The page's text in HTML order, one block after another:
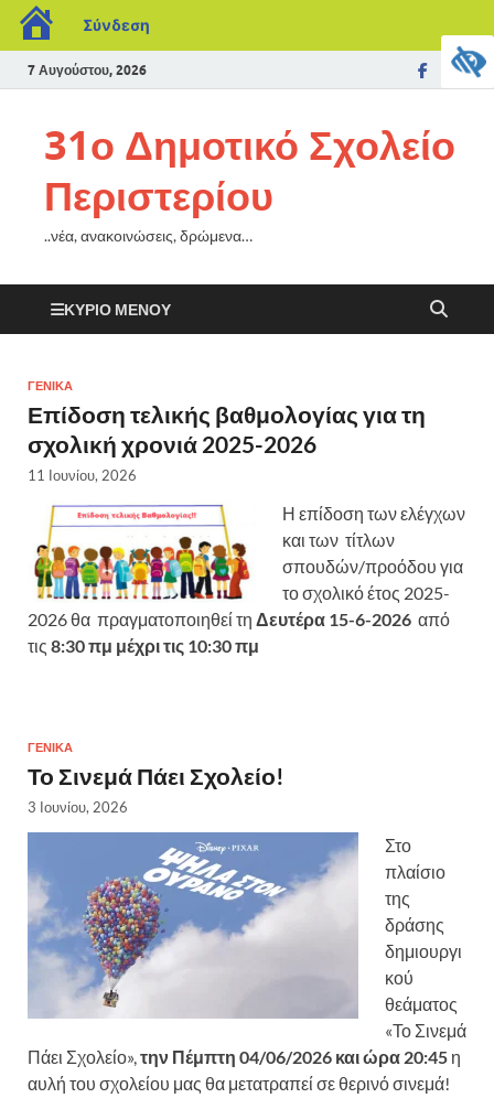
Σύνδεση
7 Αυγούστου, 2026
31ο Δημοτικό Σχολείο
Περιστερίου
..νέα, ανακοινώσεις, δρώμενα…
ΚΎΡΙΟ ΜΕΝΟΎ
ΓΕΝΙΚΆ
Επίδοση τελικής βαθμολογίας για τη
σχολική χρονιά 2025-2026
11 Ιουνίου, 2026
Η επίδοση των ελέγχων
και των τίτλων
σπουδών/προόδου για
το σχολικό έτος 2025-
2026 θα πραγματοποιηθεί τη Δευτέρα 15-6-2026 από
τις 8:30 πμ μέχρι τις 10:30 πμ
ΓΕΝΙΚΆ
Το Σινεμά Πάει Σχολείο!
3 Ιουνίου, 2026
Στο
πλαίσιο
της
δράσης
δημιουργι
κού
θεάματος
«Το Σινεμά
Πάει Σχολείο»,την Πέμπτη 04/06/2026 και ώρα 20:45 η
αυλή του σχολείου μας θα μετατραπεί σε θερινό σινεμά!